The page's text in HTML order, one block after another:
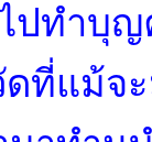
ปทำบุ
ดที่แม้จ